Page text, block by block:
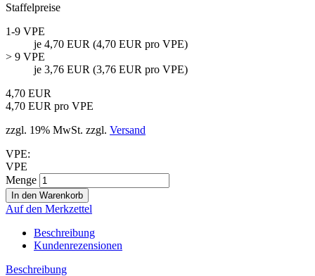
Staffelpreise
1-9 VPE
je 4,70 EUR (4,70 EUR pro VPE)
> 9 VPE
je 3,76 EUR (3,76 EUR pro VPE)
4,70 EUR
4,70 EUR pro VPE
zzgl. 19% MwSt. zzgl. Versand
VPE:
VPE
Menge
Auf den Merkzettel
Beschreibung
Kundenrezensionen
Beschreibung